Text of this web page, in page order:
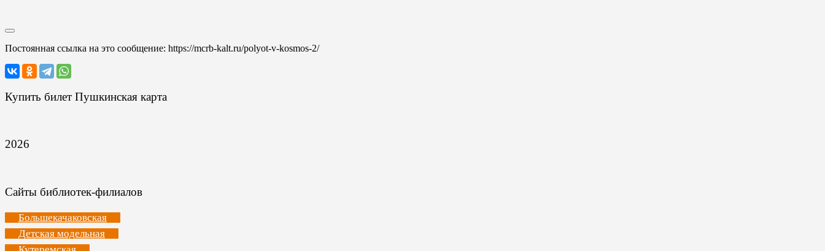
Постоянная ссылка на это сообщение: https://mcrb-kalt.ru/polyot-v-kosmos-2/
Купить билет Пушкинская карта
2026
Сайты библиотек-филиалов
Большекачаковская
Детская модельная